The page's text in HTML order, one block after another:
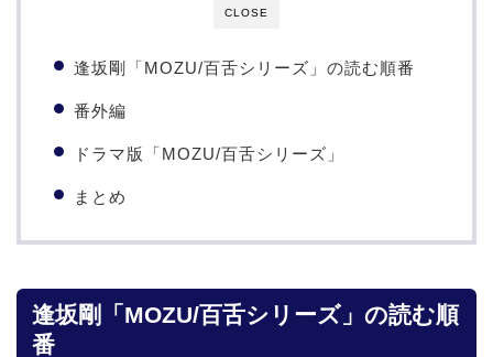
CLOSE
逢坂剛「MOZU/百舌シリーズ」の読む順番
番外編
ドラマ版「MOZU/百舌シリーズ」
まとめ
逢坂剛「MOZU/百舌シリーズ」の読む順
番